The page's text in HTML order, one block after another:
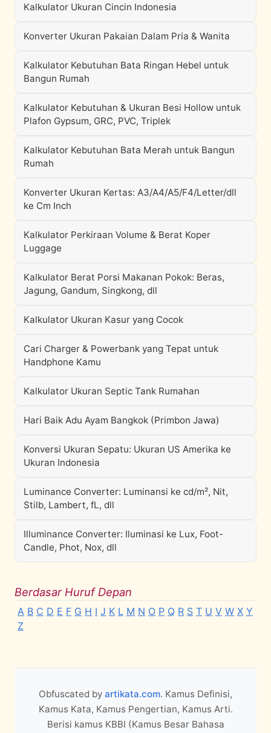
Kalkulator Ukuran Cincin Indonesia
Konverter Ukuran Pakaian Dalam Pria & Wanita
Kalkulator Kebutuhan Bata Ringan Hebel untuk
Bangun Rumah
Kalkulator Kebutuhan & Ukuran Besi Hollow untuk
Plafon Gypsum, GRC, PVC, Triplek
Kalkulator Kebutuhan Bata Merah untuk Bangun
Rumah
Konverter Ukuran Kertas: A3/A4/A5/F4/Letter/dll
ke Cm Inch
Kalkulator Perkiraan Volume & Berat Koper
Luggage
Kalkulator Berat Porsi Makanan Pokok: Beras,
Jagung, Gandum, Singkong, dll
Kalkulator Ukuran Kasur yang Cocok
Cari Charger & Powerbank yang Tepat untuk
Handphone Kamu
Kalkulator Ukuran Septic Tank Rumahan
Hari Baik Adu Ayam Bangkok (Primbon Jawa)
Konversi Ukuran Sepatu: Ukuran US Amerika ke
Ukuran Indonesia
Luminance Converter: Luminansi ke cd/m², Nit,
Stilb, Lambert, fL, dll
Illuminance Converter: Iluminasi ke Lux, Foot-
Candle, Phot, Nox, dll
Berdasar Huruf Depan
A B C D E F G H I J K L M N O P Q R S T U V W X Y
Z
Obfuscated by artikata.com. Kamus Definisi,
Kamus Kata, Kamus Pengertian, Kamus Arti.
Berisi kamus KBBI (Kamus Besar Bahasa